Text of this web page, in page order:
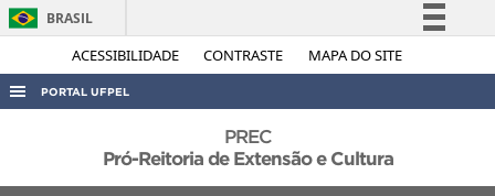
ACESSIBILIDADE CONTRASTE MAPA DO SITE
BRASIL
Simplifique!
Acesso à informação
Legislação
PORTAL UFPEL
AUDITORIA
PREC
Pró-Reitoria de Extensão e Cultura